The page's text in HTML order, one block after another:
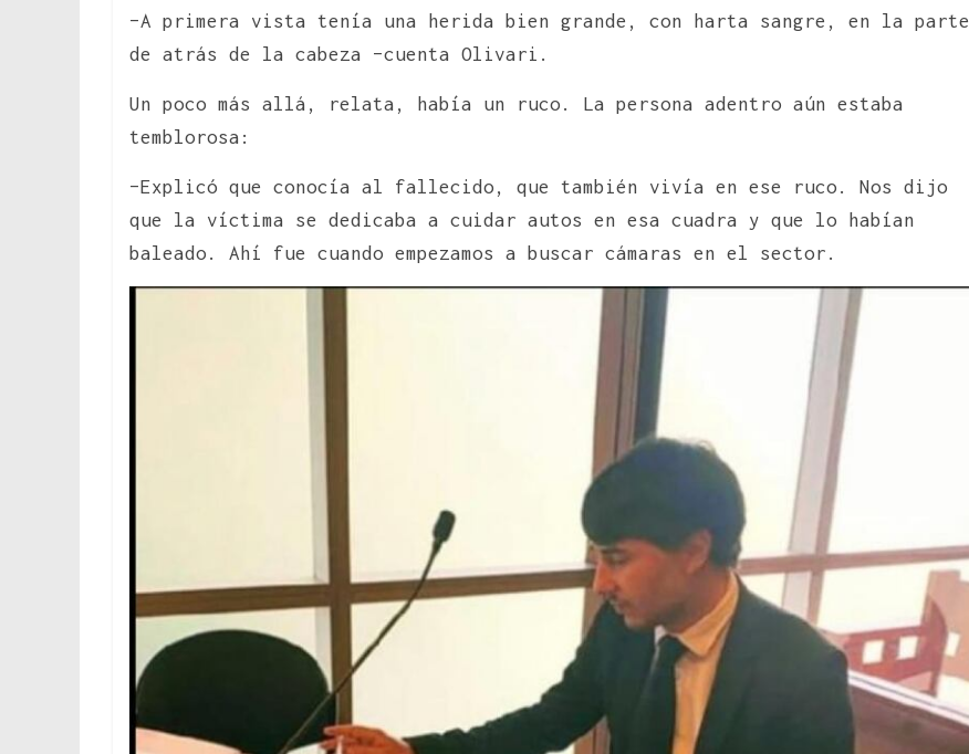
–A primera vista tenía una herida bien grande, con harta sangre, en la parte
de atrás de la cabeza –cuenta Olivari.
Un poco más allá, relata, había un ruco. La persona adentro aún estaba
temblorosa:
–Explicó que conocía al fallecido, que también vivía en ese ruco. Nos dijo
que la víctima se dedicaba a cuidar autos en esa cuadra y que lo habían
baleado. Ahí fue cuando empezamos a buscar cámaras en el sector.